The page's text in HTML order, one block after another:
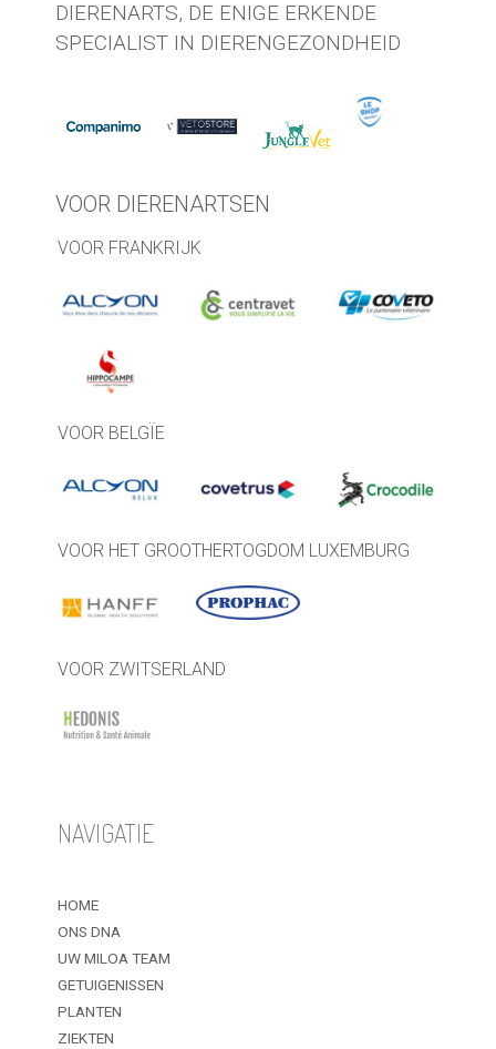
DIERENARTS, DE ENIGE ERKENDE
SPECIALIST IN DIERENGEZONDHEID
VOOR DIERENARTSEN
VOOR FRANKRIJK
VOOR BELGÏE
VOOR HET GROOTHERTOGDOM LUXEMBURG
VOOR ZWITSERLAND
NAVIGATIE
HOME
ONS DNA
UW MILOA TEAM
GETUIGENISSEN
PLANTEN
ZIEKTEN